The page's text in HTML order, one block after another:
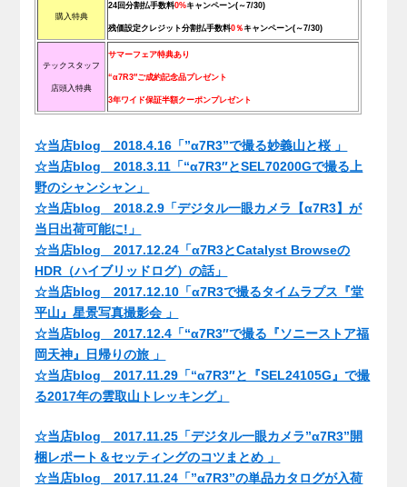
購入特典
24回分割払手数料0%キャンペーン(～7/30)
残価設定クレジット分割払手数料0％ キャンペーン(～7/30)
テックスタッフ
店頭入特典
サマーフェア特典あり
“α7R3″ご成約記念品プレゼント
3年ワイド保証半額クーポンプレゼント
☆当店blog 2018.4.16「”α7R3”で撮る妙義山と桜 」
☆当店blog 2018.3.11「“α7R3″とSEL70200Gで撮る上
野のシャンシャン」
☆当店blog 2018.2.9「デジタル一眼カメラ【α7R3】が
当日出荷可能に!」
☆当店blog 2017.12.24「α7R3とCatalyst Browseの
HDR（ハイブリッドログ）の話」
☆当店blog 2017.12.10「α7R3で撮るタイムラプス『堂
平山』星景写真撮影会 」
☆当店blog 2017.12.4「“α7R3″で撮る『ソニーストア福
岡天神』日帰りの旅 」
☆当店blog 2017.11.29「“α7R3″と『SEL24105G』で撮
る2017年の雲取山トレッキング」
☆当店blog 2017.11.25「デジタル一眼カメラ”α7R3”開
梱レポート＆セッティングのコツまとめ 」
☆当店blog 2017.11.24「”α7R3”の単品カタログが入荷